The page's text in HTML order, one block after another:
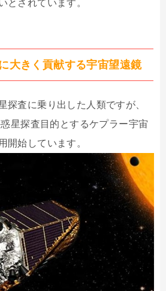
とされています。
大きく貢献する宇宙望遠鏡
探査に乗り出した人類ですが、
星探査目的とするケプラー宇宙
開始しています。